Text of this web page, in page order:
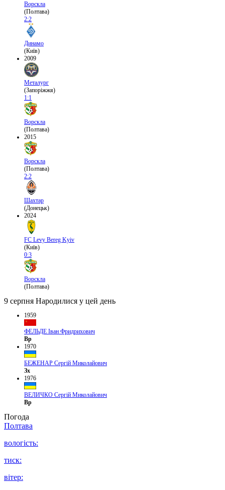
Ворскла
(Полтава)
2:2
Динамо
(Київ)
2009
Металург
(Запоріжжя)
1:1
Ворскла
(Полтава)
2015
Ворскла
(Полтава)
2:2
Шахтар
(Донецьк)
2024
FC Levy Bereg Kyiv
(Київ)
0:3
Ворскла
(Полтава)
9 серпня Народилися у цей день
1959
ФЕЛЬДЕ Іван Фридрихович
Вр
1970
БЕЖЕНАР Сергій Миколайович
Зх
1976
ВЕЛИЧКО Сергій Миколайович
Вр
Погода
Полтава
вологість:
тиск:
вітер: